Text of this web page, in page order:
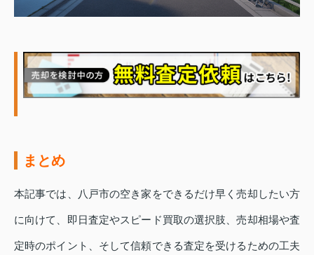
まとめ
本記事では、八戸市の空き家をできるだけ早く売却したい方
に向けて、即日査定やスピード買取の選択肢、売却相場や査
定時のポイント、そして信頼できる査定を受けるための工夫